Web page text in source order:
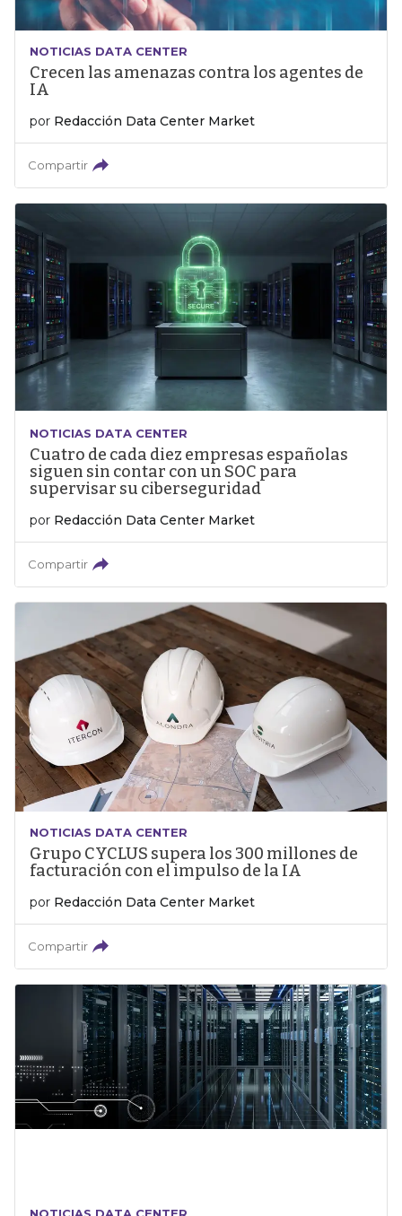
NOTICIAS DATA CENTER
Crecen las amenazas contra los agentes de
IA
por Redacción Data Center Market
Compartir
NOTICIAS DATA CENTER
Cuatro de cada diez empresas españolas
siguen sin contar con un SOC para
supervisar su ciberseguridad
por Redacción Data Center Market
Compartir
NOTICIAS DATA CENTER
Grupo CYCLUS supera los 300 millones de
facturación con el impulso de la IA
por Redacción Data Center Market
Compartir